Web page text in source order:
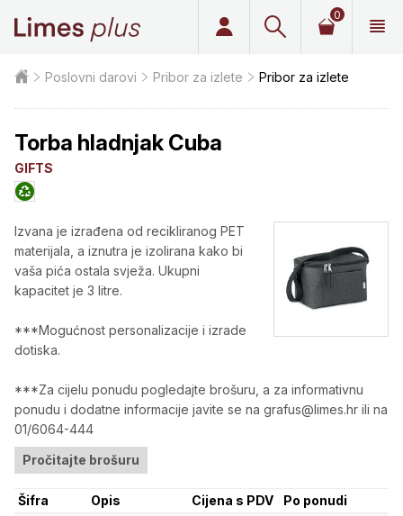
0
Poslovni darovi Pribor za izlete Pribor za izlete
Torba hladnjak Cuba
GIFTS
Izvana je izrađena od recikliranog PET
materijala, a iznutra je izolirana kako bi
vaša pića ostala svježa. Ukupni
kapacitet je 3 litre.
***Mogućnost personalizacije i izrade
dotiska.
***Za cijelu ponudu pogledajte brošuru, a za informativnu
ponudu i dodatne informacije javite se na grafus@limes.hr ili na
01/6064-444
Pročitajte brošuru
Šifra Opis Cijena s PDV
Po ponudi